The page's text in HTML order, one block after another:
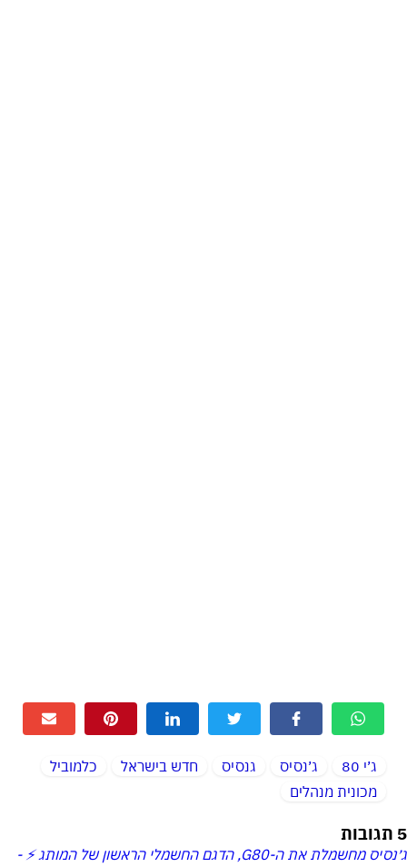
ג׳י 80 ג׳נסיס גנסיס חדש בישראל
כלמוביל
מכונית מנהלים
5 תגובות
ג׳נסיס מחשמלת את ה-G80, הדגם החשמלי הראשון של המותג ⚡ -